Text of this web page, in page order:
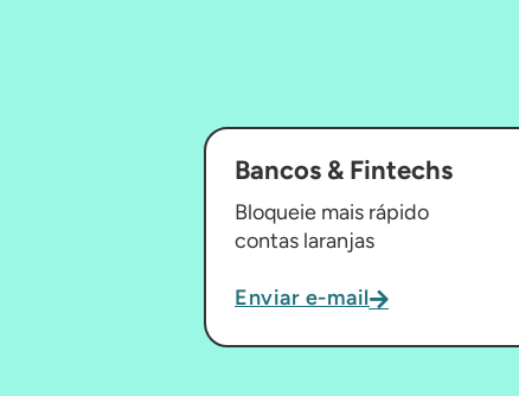
Bancos & Fintechs
Bloqueie mais rápido
contas laranjas
Enviar e-mail